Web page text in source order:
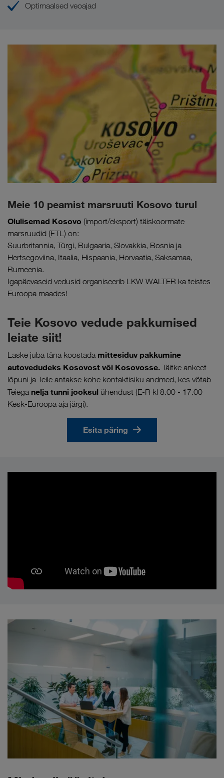
Optimaalsed veoajad
Meie 10 peamist marsruuti Kosovo turul
Olulisemad Kosovo (import/eksport) täiskoormate
marsruudid (FTL) on:
Suurbritannia, Türgi, Bulgaaria, Slovakkia, Bosnia ja
Hertsegoviina, Itaalia, Hispaania, Horvaatia, Saksamaa,
Rumeenia.
Igapäevaseid vedusid organiseerib LKW WALTER ka teistes
Euroopa maades!
Teie Kosovo vedude pakkumised
leiate siit!
Laske juba täna koostada mittesiduv pakkumine
autovedudeks Kosovost või Kosovosse. Täitke ankeet
lõpuni ja Teile antakse kohe kontaktisiku andmed, kes võtab
Teiega nelja tunni jooksul ühendust (E-R kl 8.00 - 17.00
Kesk-Euroopa aja järgi).
Esita päring